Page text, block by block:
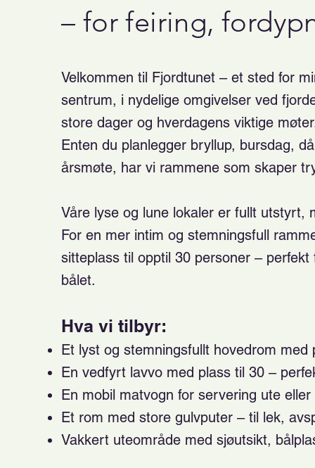
– for feiring,
Velkommen til Fjordtunet – et sted for
sentrum, i nydelige omgivelser ved
store dager og hverdagens viktige
Enten du planlegger bryllup, bursdag,
årsmøte, har vi rammene som skaper
Våre lyse og lune lokaler er fullt utstyrt,
For en mer intim og stemningsfull
sitteplass til opptil 30 personer –
bålet.
Hva vi tilbyr:
Et lyst og stemningsfullt hovedrom
En vedfyrt lavvo med plass til 30 –
En mobil matvogn for servering ute eller
Et rom med store gulvputer – til lek,
Vakkert uteområde med sjøutsikt,